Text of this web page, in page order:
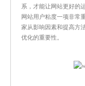
系，才能让网站更好的
网站用户粘度一项非常
家从影响因素和提高方
优化的重要性。